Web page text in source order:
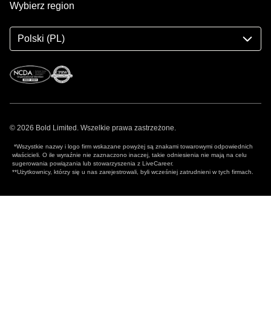
Wybierz region
Polski (PL)
© 2026 Bold Limited. Wszelkie prawa zastrzeżone.
*Wszystkie nazwy i logo firm wskazane powyżej są znakami towarowymi odpowiednich
właścicieli. O ile wyraźnie nie zaznaczono inaczej, takie odniesienia nie mają na celu
sugerowania powiązania lub stowarzyszenia z LiveCareer.
**Użytkownicy, którzy się u nas zarejestrowali, byli wcześniej zatrudnieni w tych firmach.